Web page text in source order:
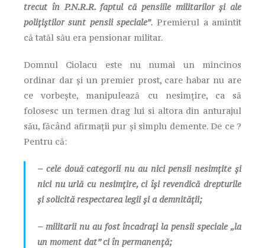
trecut în P.N.R.R. faptul că pensiile militarilor şi ale
poliţiştilor sunt pensii speciale”. Premierul a amintit
că tatăl său era pensionar militar.
Domnul Ciolacu este nu numai un mincinos
ordinar dar și un premier prost, care habar nu are
ce vorbește, manipulează cu nesimțire, ca să
folosesc un termen drag lui si altora din anturajul
său, făcând afirmații pur și simplu demente. De ce ?
Pentru că:
– cele două categorii nu au nici pensii nesimțite și
nici nu urlă cu nesimțire, ci își revendică drepturile
și solicită respectarea legii și a demnității;
– militarii nu au fost încadrați la pensii speciale „la
un moment dat” ci în permanență;